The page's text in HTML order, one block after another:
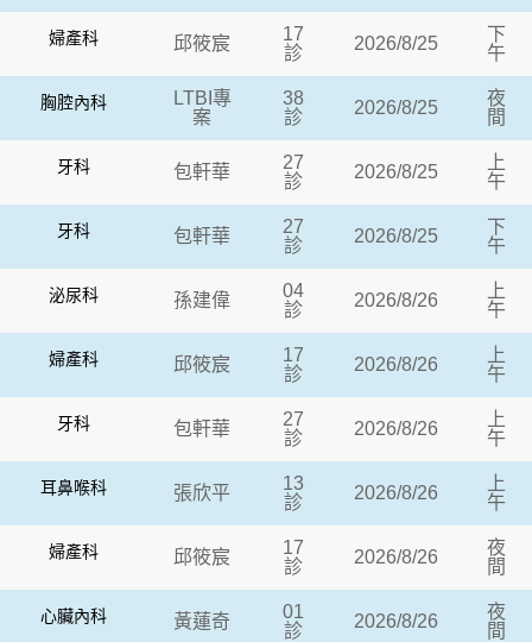
婦產科 邱筱宸
17
診
2026/8/25
下
午
胸腔內科
LTBI專
案
38
診
2026/8/25
夜
間
牙科 包軒華
27
診
2026/8/25
上
午
牙科 包軒華
27
診
2026/8/25
下
午
泌尿科 孫建偉
04
診
2026/8/26
上
午
婦產科 邱筱宸
17
診
2026/8/26
上
午
牙科 包軒華
27
診
2026/8/26
上
午
耳鼻喉科 張欣平
13
診
2026/8/26
上
午
婦產科 邱筱宸
17
診
2026/8/26
夜
間
心臟內科 黃蓮奇
01
診
2026/8/26
夜
間